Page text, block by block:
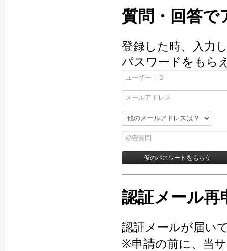
質問・回答で
登録した時、入力
パスワードをもら
認証メール再
認証メールが届い
※申請の前に、当